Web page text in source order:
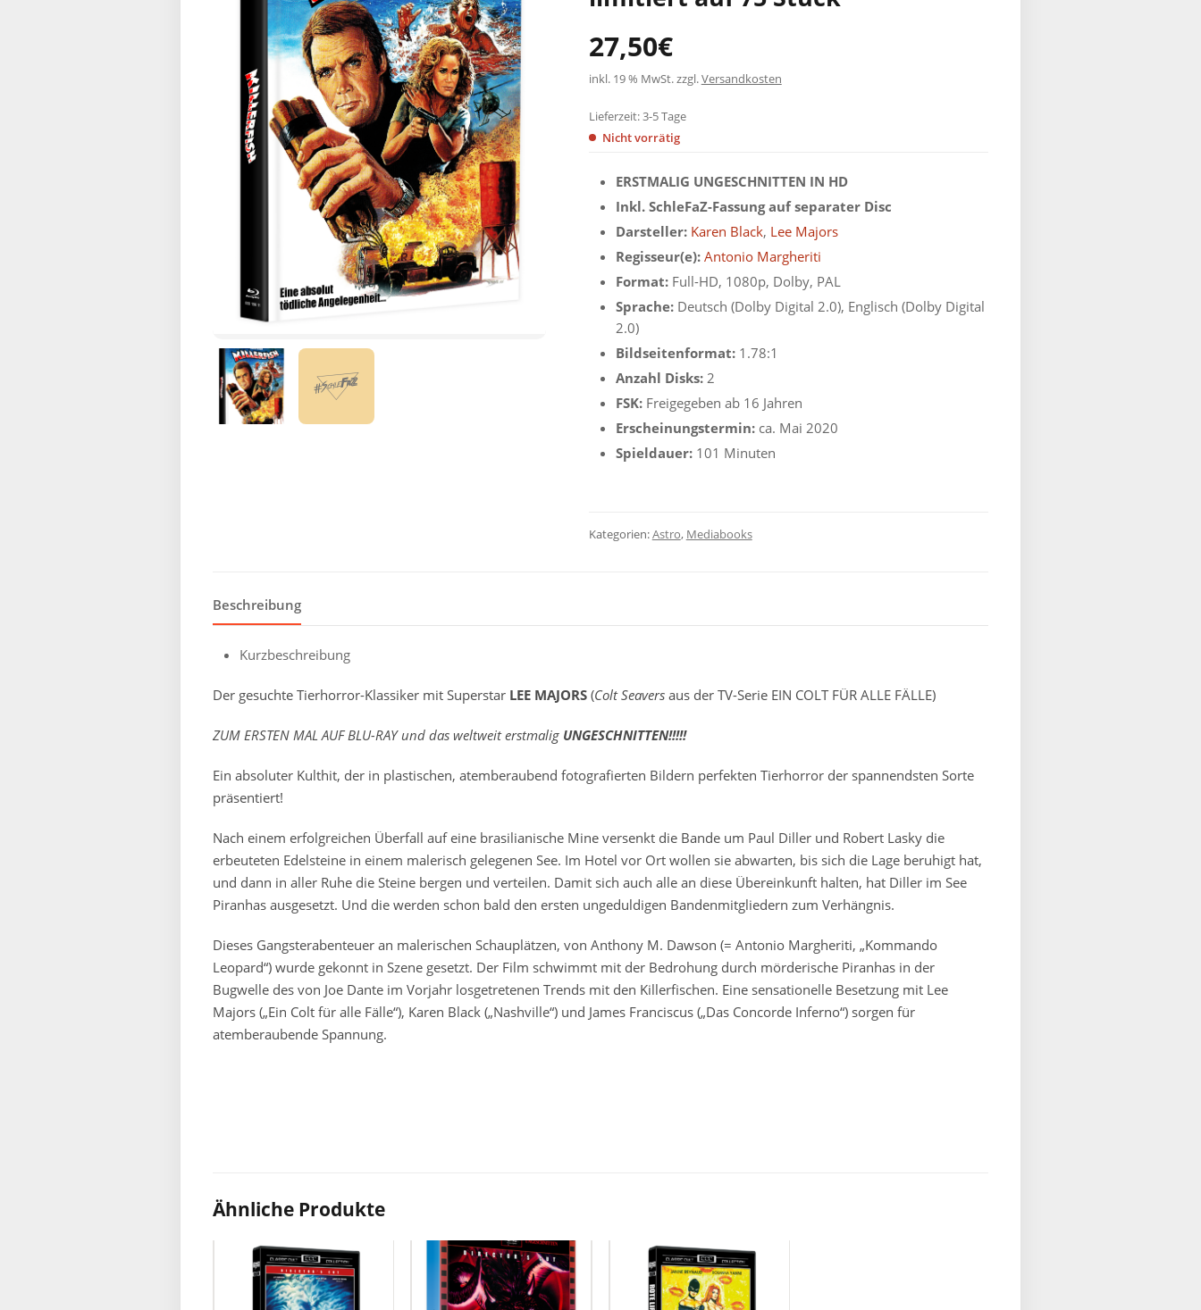
27,50€
inkl. 19 % MwSt.zzgl.Versandkosten
ERSTMALIG UNGESCHNITTEN IN HD
Inkl. SchleFaZ-Fassung auf separater Disc
Darsteller: Karen Black, Lee Majors
Regisseur(e): Antonio Margheriti
Format:Full-HD, 1080p, Dolby, PAL
Sprache:Deutsch (Dolby Digital 2.0), Englisch (Dolby Digital
2.0)
Bildseitenformat:1.78:1
Anzahl Disks:2
FSK: Freigegeben ab 16 Jahren
Erscheinungstermin:ca. Mai 2020
Spieldauer:101 Minuten
Lieferzeit:3-5 Tage
Nicht vorrätig
Kategorien:Astro, Mediabooks
Beschreibung
Kurzbeschreibung
Der gesuchte Tierhorror-Klassiker mit Superstar LEE MAJORS (Colt Seavers aus der TV-Serie EIN COLT FÜR ALLE FÄLLE)
ZUM ERSTEN MAL AUF BLU-RAY und das weltweit erstmalig UNGESCHNITTEN!!!!!
Ein absoluter Kulthit, der in plastischen, atemberaubend fotografierten Bildern perfekten Tierhorror der spannendsten Sorte
präsentiert!
Nach einem erfolgreichen Überfall auf eine brasilianische Mine versenkt die Bande um Paul Diller und Robert Lasky die
erbeuteten Edelsteine in einem malerisch gelegenen See. Im Hotel vor Ort wollen sie abwarten, bis sich die Lage beruhigt hat,
und dann in aller Ruhe die Steine bergen und verteilen. Damit sich auch alle an diese Übereinkunft halten, hat Diller im See
Piranhas ausgesetzt. Und die werden schon bald den ersten ungeduldigen Bandenmitgliedern zum Verhängnis.
Dieses Gangsterabenteuer an malerischen Schauplätzen, von Anthony M. Dawson (= Antonio Margheriti, „Kommando
Leopard“) wurde gekonnt in Szene gesetzt. Der Film schwimmt mit der Bedrohung durch mörderische Piranhas in der
Bugwelle des von Joe Dante im Vorjahr losgetretenen Trends mit den Killerfischen. Eine sensationelle Besetzung mit Lee
Majors („Ein Colt für alle Fälle“), Karen Black („Nashville“) und James Franciscus („Das Concorde Inferno“) sorgen für
atemberaubende Spannung.
Ähnliche Produkte